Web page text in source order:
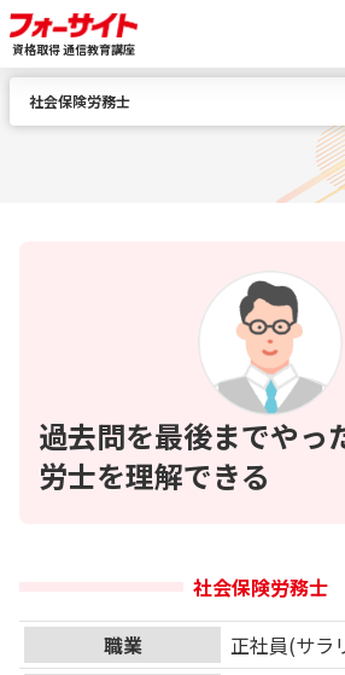
資格取得 通信教育講座
過去問を最後までやっ
労士を理解できる
社会保険労務士
職業
正社員(サラ
社会保険労務士